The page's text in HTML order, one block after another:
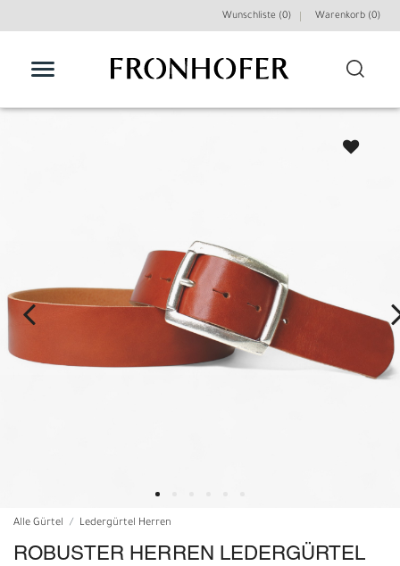
Wunschliste (0) Warenkorb (0)
Alle Gürtel Ledergürtel Herren
ROBUSTER HERREN LEDERGÜRTEL